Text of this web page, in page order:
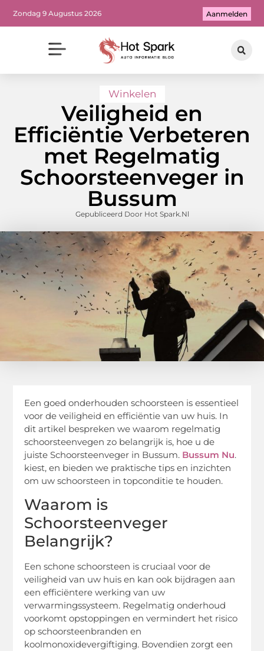
Zondag 9 Augustus 2026 Aanmelden
Winkelen
Veiligheid en
Efficiëntie Verbeteren
met Regelmatig
Schoorsteenveger in
Bussum
Gepubliceerd Door Hot Spark.nl
Een goed onderhouden schoorsteen is essentieel
voor de veiligheid en efficiëntie van uw huis. In
dit artikel bespreken we waarom regelmatig
schoorsteenvegen zo belangrijk is, hoe u de
juiste Schoorsteenveger in Bussum. Bussum Nu.
kiest, en bieden we praktische tips en inzichten
om uw schoorsteen in topconditie te houden.
Waarom is
Schoorsteenveger
Belangrijk?
Een schone schoorsteen is cruciaal voor de
veiligheid van uw huis en kan ook bijdragen aan
een efficiëntere werking van uw
verwarmingssysteem. Regelmatig onderhoud
voorkomt opstoppingen en vermindert het risico
op schoorsteenbranden en
koolmonoxidevergiftiging. Bovendien zorgt een